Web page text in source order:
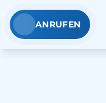
ANRUFEN